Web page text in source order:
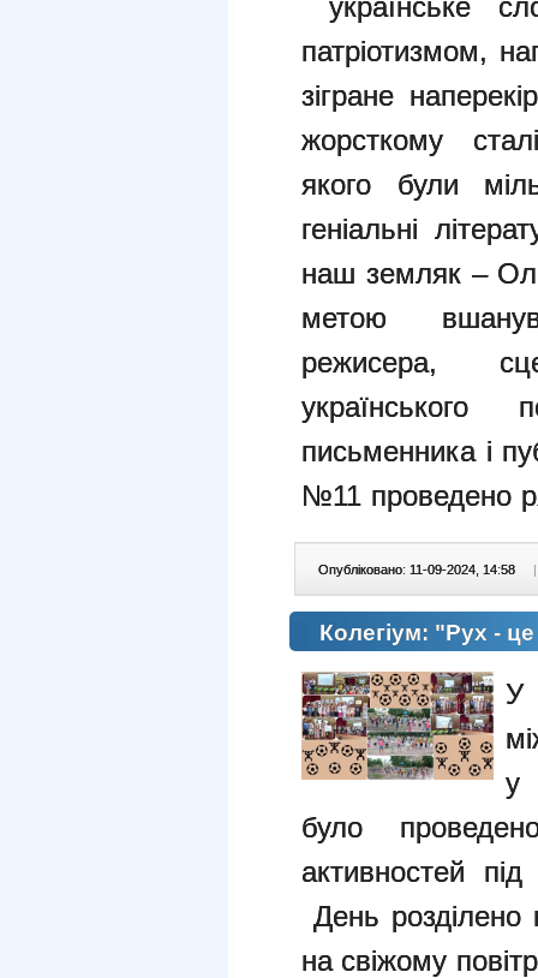
українське
патріотизмом,
зігране
жорсткому
якого були
геніальні
наш земляк –
метою
режисера,
українського
письменника і
№11 проведено
Опубліковано: 11-09-2024, 14:58 |
Колегіум: "Рух -
У
у
було
активностей
День розділено
на свіжому